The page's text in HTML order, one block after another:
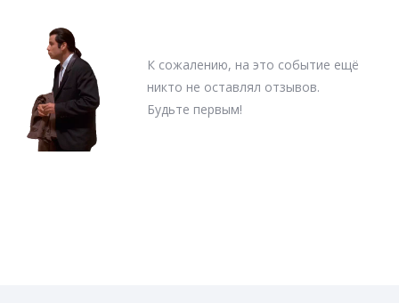
К сожалению, на это событие ещё
никто не оставлял отзывов.
Будьте первым!